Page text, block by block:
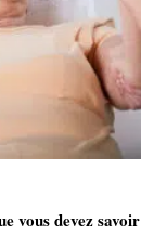
vous devez savoir